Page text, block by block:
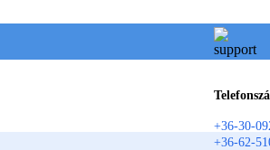
+36-30-
+36-62-